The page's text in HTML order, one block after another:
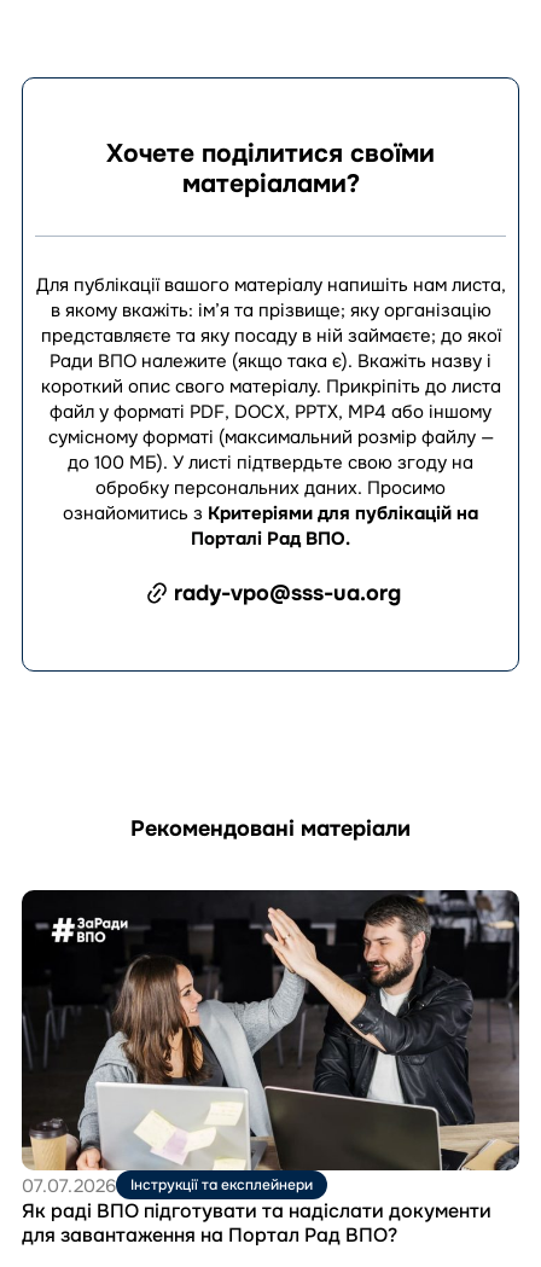
Хочете поділитися своїми
матеріалами?
Для публікації вашого матеріалу напишіть нам листа,
в якому вкажіть: ім’я та прізвище; яку організацію
представляєте та яку посаду в ній займаєте; до якої
Ради ВПО належите (якщо така є). Вкажіть назву і
короткий опис свого матеріалу. Прикріпіть до листа
файл у форматі PDF, DOCX, PPTX, MP4 або іншому
сумісному форматі (максимальний розмір файлу —
до 100 МБ). У листі підтвердьте свою згоду на
обробку персональних даних. Просимо
ознайомитись з Критеріями для публікацій на
Порталі Рад ВПО.
rady-vpo@sss-ua.org
Рекомендовані матеріали
Перейти
до
матеріала
раді
ВПО
підготувати
та
надіслати
документи
для
завантаження
на
Портал
Рад
ВПО?
07.07.2026 Інструкції та експлейнери
Як раді ВПО підготувати та надіслати документи
для завантаження на Портал Рад ВПО?